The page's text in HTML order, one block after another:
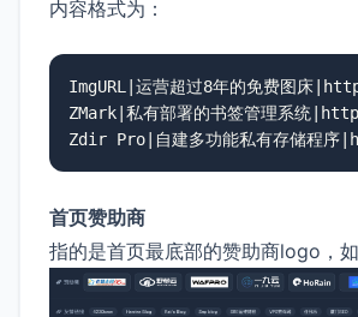
内容格式为：
ImgURL|运营超过8年的免费图床
ZMark|私有部署的书签管理系统
Zdir Pro|自建多功能私有存储程
首页赞助商
指的是首页最底部的赞助商logo，如